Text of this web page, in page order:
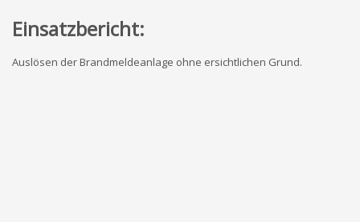
Einsatzbericht:
Auslösen der Brandmeldeanlage ohne ersichtlichen Grund.